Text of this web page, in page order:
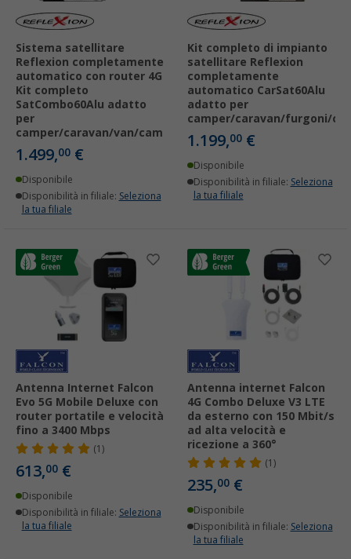
Sistema satellitare
Reflexion completamente
automatico con router 4G
Kit completo
SatCombo60Alu adatto
per
camper/caravan/van/camion
1.499,00 €
Disponibile
Disponibilità in filiale: Seleziona
la tua filiale
Kit completo di impianto
satellitare Reflexion
completamente
automatico CarSat60Alu
adatto per
camper/caravan/furgoni/
1.199,00 €
Disponibile
Disponibilità in filiale: Seleziona
la tua filiale
Antenna Internet Falcon
Evo 5G Mobile Deluxe con
router portatile e velocità
fino a 3400 Mbps
(1)
613,00 €
Disponibile
Disponibilità in filiale: Seleziona
la tua filiale
Antenna internet Falcon
4G Combo Deluxe V3 LTE
da esterno con 150 Mbit/s
ad alta velocità e
ricezione a 360°
(1)
235,00 €
Disponibile
Disponibilità in filiale: Seleziona
la tua filiale